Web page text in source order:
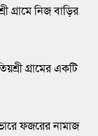
গ্রামে নিজ বাড়ির
গ্রামের একটি
ফজরের নামাজ